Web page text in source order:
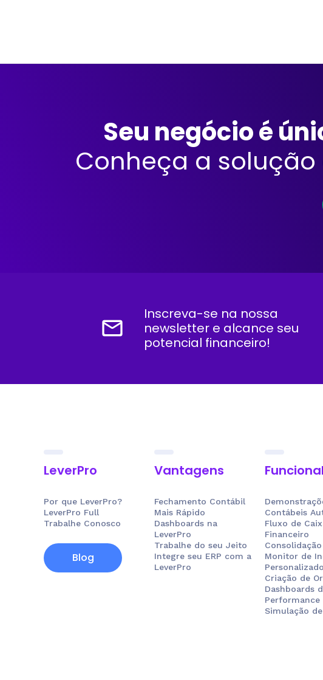
Seu negócio é
Conheça a solução
mail_outline
Inscreva-se na nossa
newsletter e alcance seu
potencial financeiro!
LeverPro
Por que LeverPro?
LeverPro Full
Trabalhe Conosco
Blog
Vantagens
Fechamento Contábil
Mais Rápido
Dashboards na
LeverPro
Trabalhe do seu Jeito
Integre seu ERP com a
LeverPro
Contábeis
Fluxo de
Financeiro
Monitor de
Criação de
Dashboards
Performance
Simulação